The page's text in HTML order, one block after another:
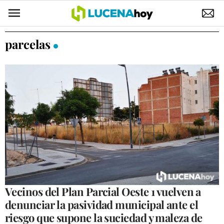
POLÍTICA
SUCESOS
ECONOMÍA
DESARROLLO LOCAL
LUCENA EMPRESAS
OCIO
COFRADÍAS
parcelas
Vecinos del Plan Parcial Oeste 1 vuelven a
denunciar la pasividad municipal ante el
riesgo que supone la suciedad y maleza de